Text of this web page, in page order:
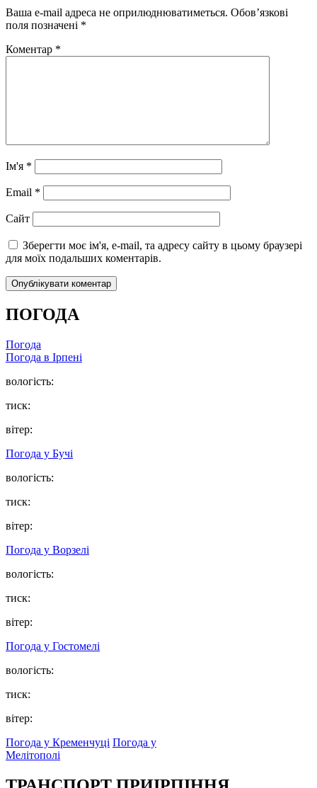
Ваша e-mail адреса не оприлюднюватиметься. Обов’язкові
поля позначені *
Коментар *
Ім'я *
Email *
Сайт
Зберегти моє ім'я, e-mail, та адресу сайту в цьому браузері
для моїх подальших коментарів.
ПОГОДА
Погода
Погода в Ірпені
вологість:
тиск:
вітер:
Погода у Бучі
вологість:
тиск:
вітер:
Погода у Ворзелі
вологість:
тиск:
вітер:
Погода у Гостомелі
вологість:
тиск:
вітер:
Погода у Кременчуці Погода у
Мелітополі